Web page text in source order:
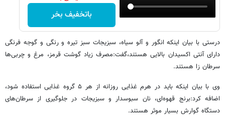
باتخفیف بخر
درستی با بیان اینکه انگور و آلو سیاه، سبزیجات سبز تیره و رنگی و گوجه فرنگی
دارای آنتی اکسیدان بالایی هستند،گفت:مصرف زیاد گوشت قرمز، مرغ و چربی‌ها
سرطان زا هستند.
وی با بیان اینکه باید در هرم غذایی روزانه از هر ۵ گروه غذایی استفاده شود،
اضافه کرد:برنج قهوه‌ای، نان سبوسدار و سبزیجات در جلوگیری از سرطان‌های
دستگاه گوارش بسیار موثر هستند.